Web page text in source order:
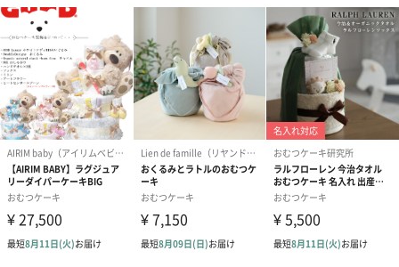
結婚祝い（御結婚御
祝）（110円）
出産祝い（御出産御
内祝い_蝶結
（110円）
出産祝いちょい足しギフト